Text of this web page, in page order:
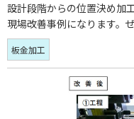
設計段階からの位置決め加
現場改善事例になります。
板金加工